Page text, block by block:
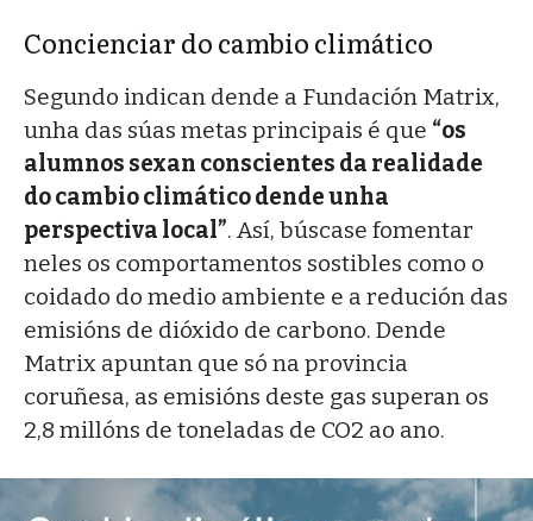
Concienciar do cambio climático
Segundo indican dende a Fundación Matrix,
unha das súas metas principais é que “os
alumnos sexan conscientes da realidade
do cambio climático dende unha
perspectiva local”. Así, búscase fomentar
neles os comportamentos sostibles como o
coidado do medio ambiente e a redución das
emisións de dióxido de carbono. Dende
Matrix apuntan que só na provincia
coruñesa, as emisións deste gas superan os
2,8 millóns de toneladas de CO2 ao ano.